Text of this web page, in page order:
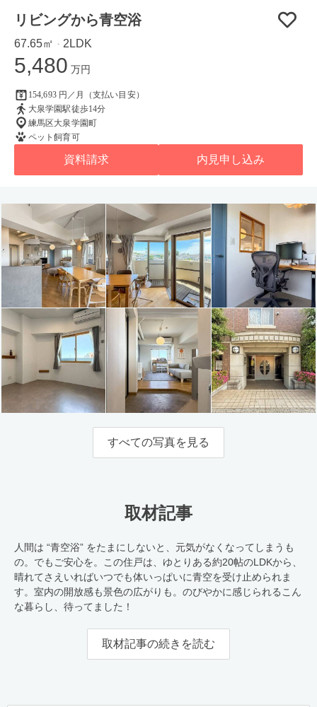
リビングから青空浴
67.65㎡ ・ 2LDK
5,480 万円
154,693 円／月（支払い目安）
大泉学園駅徒歩14分
練馬区大泉学園町
ペット飼育可
資料請求 内見申し込み
すべての写真を見る
取材記事
人間は “青空浴” をたまにしないと、元気がなくなってしまうも
の。でもご安心を。この住戸は、ゆとりある約20帖のLDKから、
晴れてさえいればいつでも体いっぱいに青空を受け止められま
す。室内の開放感も景色の広がりも。のびやかに感じられるこん
な暮らし、待ってました！
取材記事の続きを読む